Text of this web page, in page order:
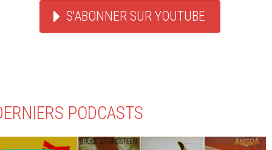
S'ABONNER SUR YOUTUBE
PODCASTS